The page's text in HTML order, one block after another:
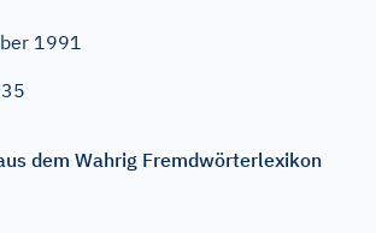
1991
dem Wahrig Fremdwörterlexikon